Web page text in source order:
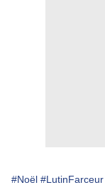
#Noël #LutinFarceur